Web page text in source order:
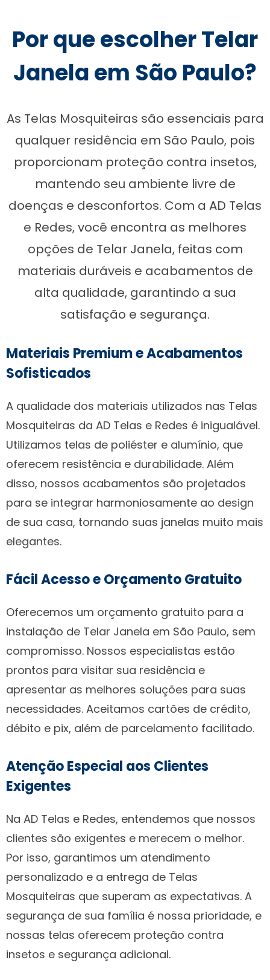
Por que escolher Telar
Janela em São Paulo?
As Telas Mosquiteiras são essenciais para
qualquer residência em São Paulo, pois
proporcionam proteção contra insetos,
mantendo seu ambiente livre de
doenças e desconfortos. Com a AD Telas
e Redes, você encontra as melhores
opções de Telar Janela, feitas com
materiais duráveis e acabamentos de
alta qualidade, garantindo a sua
satisfação e segurança.
Materiais Premium e Acabamentos
Sofisticados
A qualidade dos materiais utilizados nas Telas
Mosquiteiras da AD Telas e Redes é inigualável.
Utilizamos telas de poliéster e alumínio, que
oferecem resistência e durabilidade. Além
disso, nossos acabamentos são projetados
para se integrar harmoniosamente ao design
de sua casa, tornando suas janelas muito mais
elegantes.
Fácil Acesso e Orçamento Gratuito
Oferecemos um orçamento gratuito para a
instalação de Telar Janela em São Paulo, sem
compromisso. Nossos especialistas estão
prontos para visitar sua residência e
apresentar as melhores soluções para suas
necessidades. Aceitamos cartões de crédito,
débito e pix, além de parcelamento facilitado.
Atenção Especial aos Clientes
Exigentes
Na AD Telas e Redes, entendemos que nossos
clientes são exigentes e merecem o melhor.
Por isso, garantimos um atendimento
personalizado e a entrega de Telas
Mosquiteiras que superam as expectativas. A
segurança de sua família é nossa prioridade, e
nossas telas oferecem proteção contra
insetos e segurança adicional.